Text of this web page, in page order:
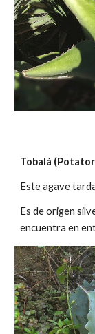
Tobalá
Este agave
Es de origen
encuentra en